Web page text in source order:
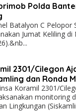
Polda
Batalyon C Pelopor
Jumat Keliling
2301/Cilegon
dan Ronda
Koramil 2301/
monitoring
Lingkungan